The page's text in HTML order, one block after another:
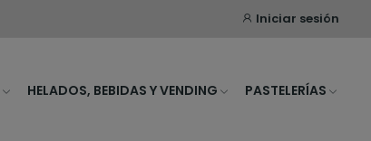
Iniciar sesión
HELADOS, BEBIDAS Y VENDING PASTELERÍAS